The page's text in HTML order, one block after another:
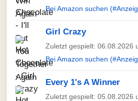
Bei Amazon suchen
Girl Crazy
Zuletzt gespielt: 06.08.2026
Bei Amazon suchen
Every 1's A Winner
Zuletzt gespielt: 05.08.2026